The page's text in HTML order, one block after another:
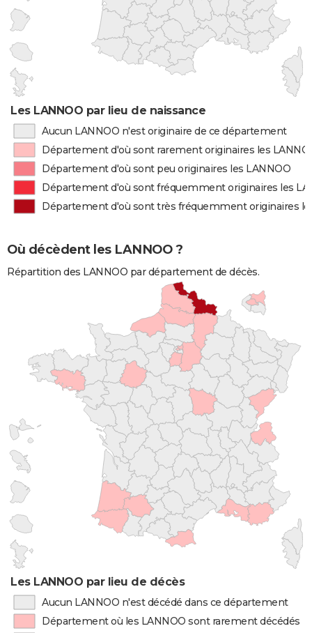
Les LANNOO par lieu de naissance
Aucun LANNOO n'est originaire de ce département
Département d'où sont rarement originaires les
Département d'où sont peu originaires les LANNOO
Département d'où sont fréquemment originaires les
Département d'où sont très fréquemment originaires
Où décèdent les LANNOO ?
Répartition des LANNOO par département de décès.
Les LANNOO par lieu de décès
Aucun LANNOO n'est décédé dans ce département
Département où les LANNOO sont rarement décédés